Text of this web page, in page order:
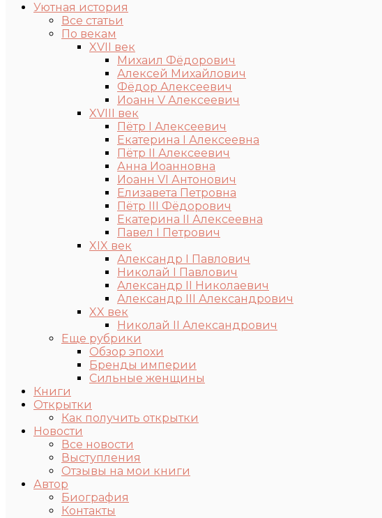
Уютная история
Все статьи
По векам
XVII век
Михаил Фёдорович
Алексей Михайлович
Фёдор Алексеевич
Иоанн V Алексеевич
XVIII век
Пётр I Алексеевич
Екатерина I Алексеевна
Пётр II Алексеевич
Анна Иоанновна
Иоанн VI Антонович
Елизавета Петровна
Пётр III Фёдорович
Екатерина II Алексеевна
Павел I Петрович
XIX век
Александр I Павлович
Николай I Павлович
Александр II Николаевич
Александр III Александрович
XX век
Николай II Александрович
Еще рубрики
Обзор эпохи
Бренды империи
Сильные женщины
Книги
Открытки
Как получить открытки
Новости
Все новости
Выступления
Отзывы на мои книги
Автор
Биография
Контакты